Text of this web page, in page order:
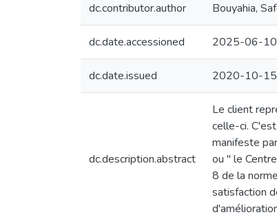
dc.contributor.author Bouyahia,
dc.date.accessioned 2025-06-
dc.date.issued 2020-10-15
dc.description.abstract
Le client
celle-ci.
manifeste
ou " le
8 de la
satisfaction